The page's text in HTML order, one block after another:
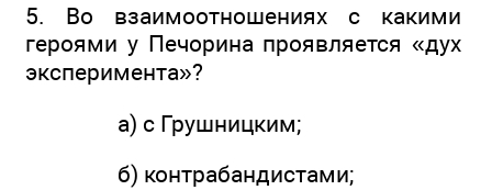
5. Во взаимоотношениях с какими
героями у Печорина проявляется «дух
эксперимента»?
а) с Грушницким;
б) контрабандистами;